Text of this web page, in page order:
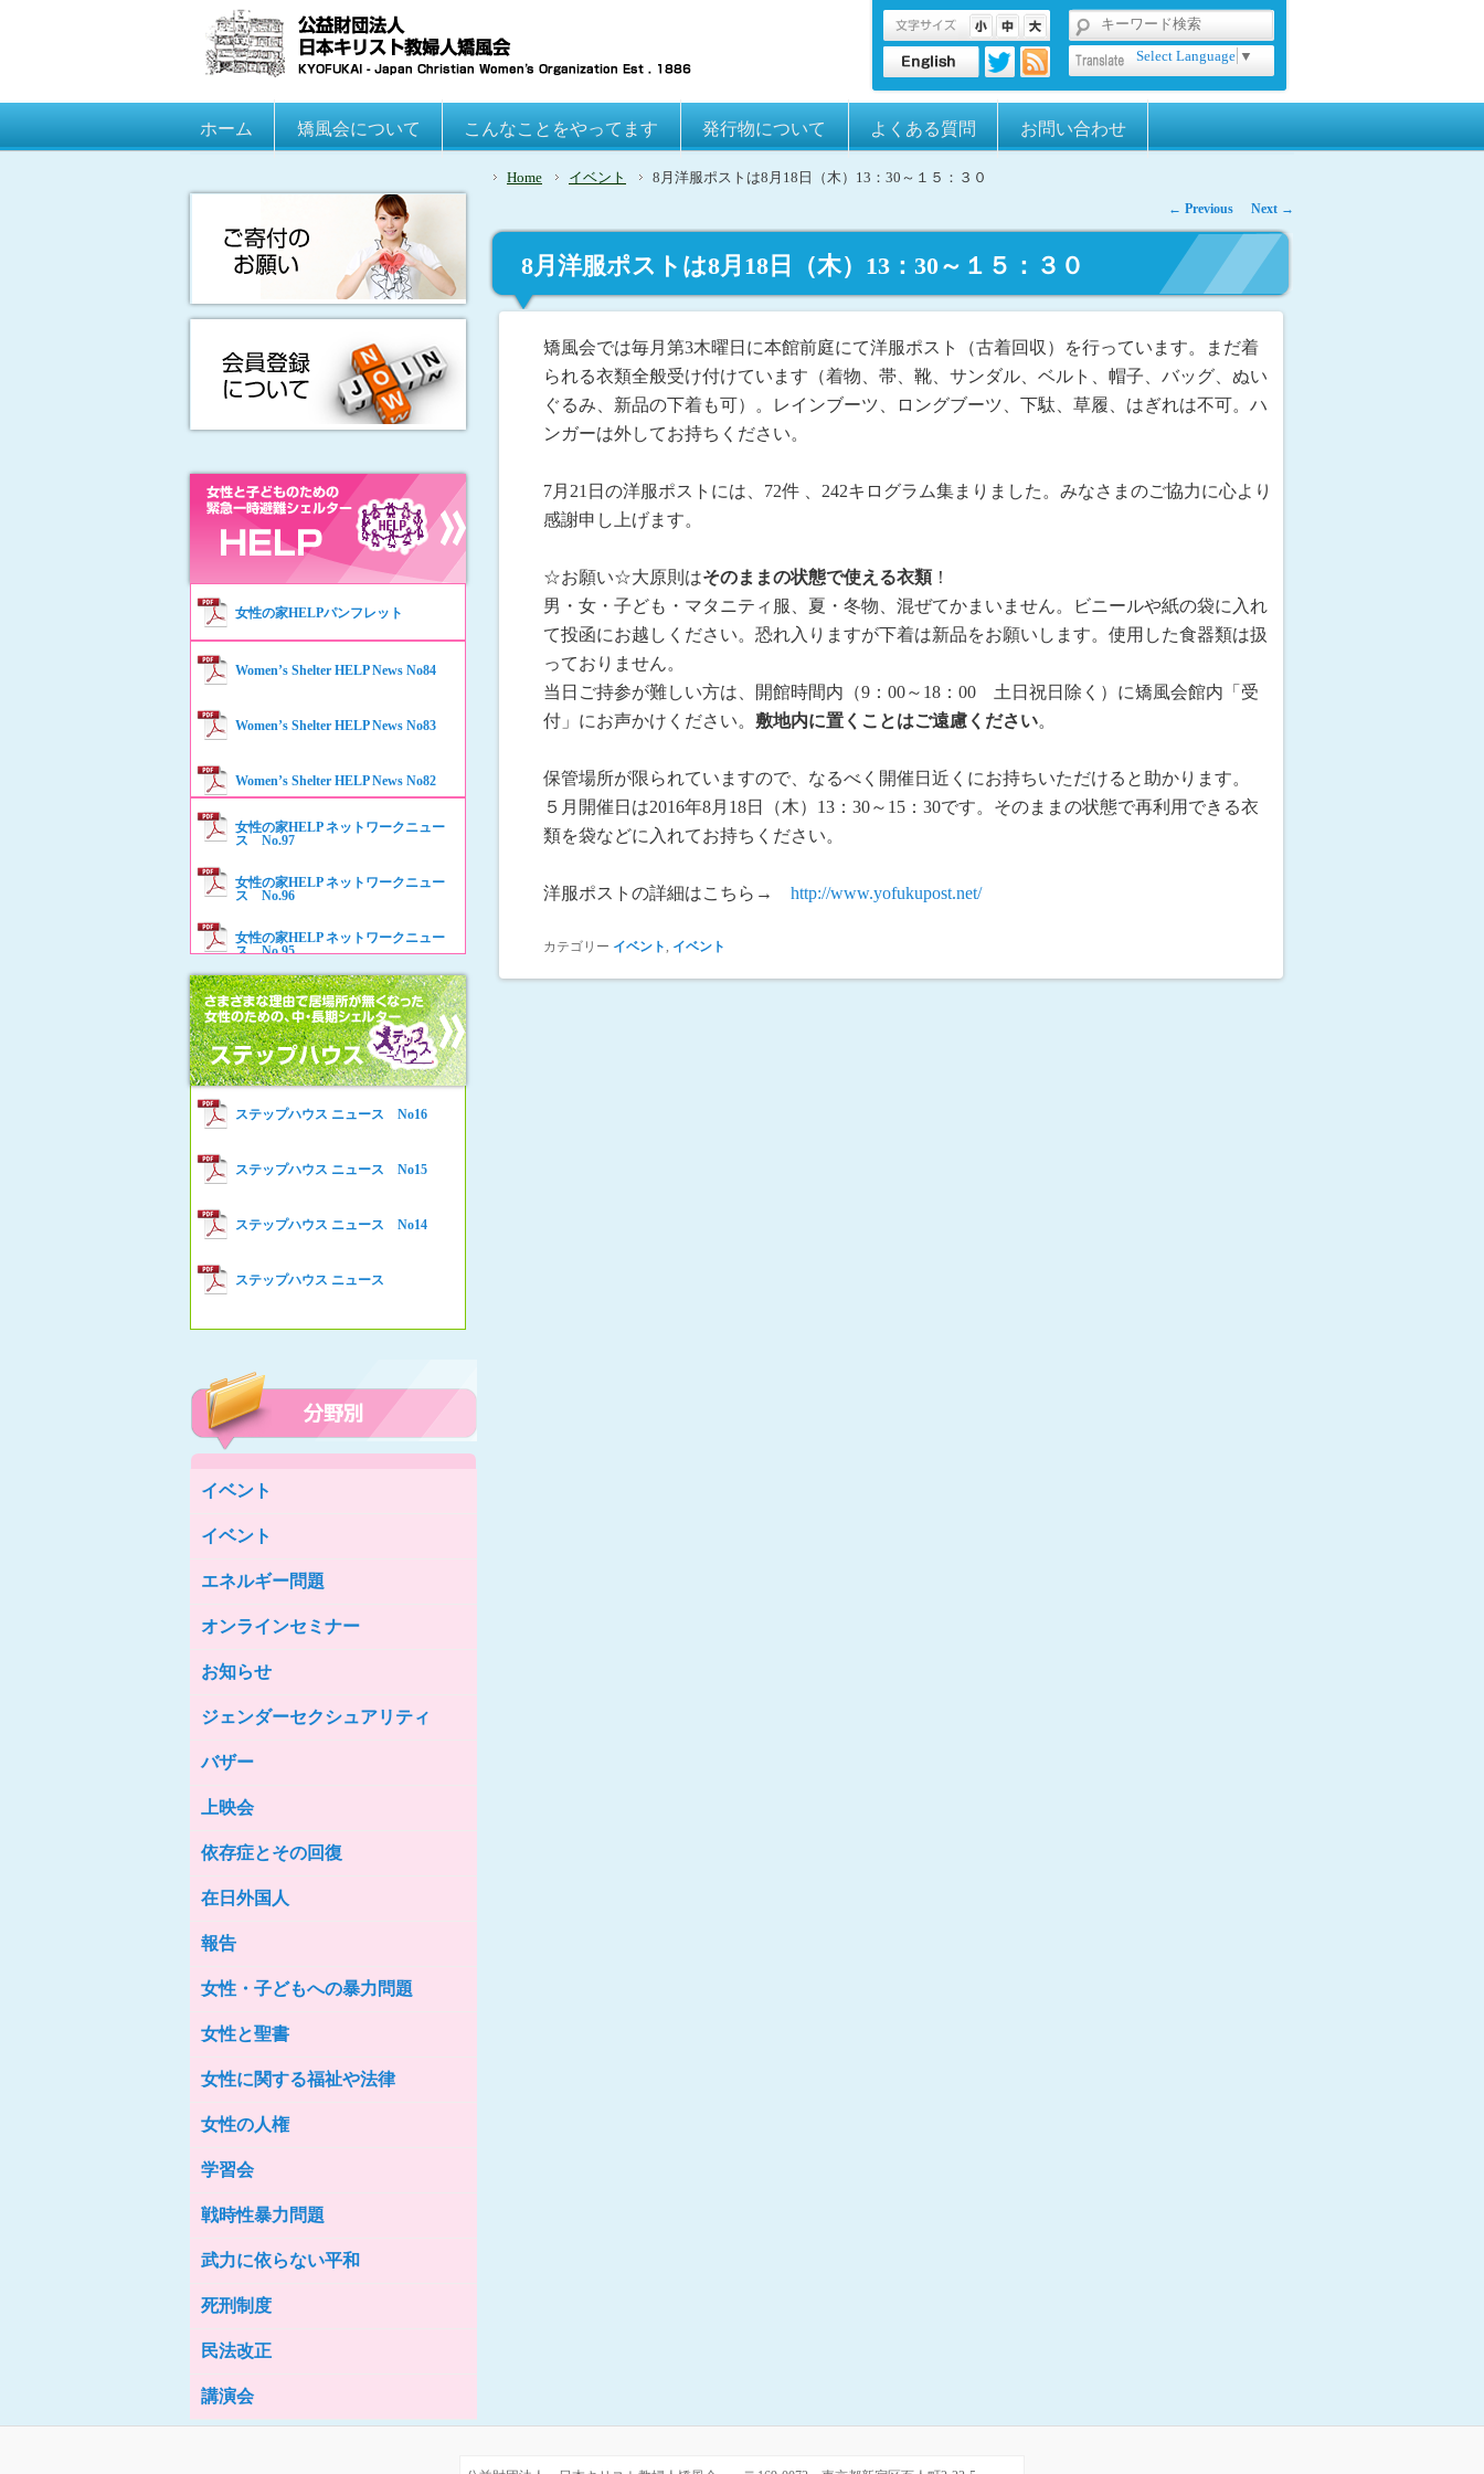
Select Language ▼
Skip to primary content
Skip to secondary content
ホーム 矯風会について こんなことをやってます 発行物について よくある質問 お問い合わせ
Home イベント 8月洋服ポストは8月18日（木）13：30～１５：３０
← Previous Next →
8月洋服ポストは8月18日（木）13：30～１５：３０
矯風会では毎月第3木曜日に本館前庭にて洋服ポスト（古着回収）を行っています。まだ着
られる衣類全般受け付けています（着物、帯、靴、サンダル、ベルト、帽子、バッグ、ぬい
ぐるみ、新品の下着も可）。レインブーツ、ロングブーツ、下駄、草履、はぎれは不可。ハ
ンガーは外してお持ちください。
7月21日の洋服ポストには、72件 、242キログラム集まりました。みなさまのご協力に心より
感謝申し上げます。
☆お願い☆大原則はそのままの状態で使える衣類！
男・女・子ども・マタニティ服、夏・冬物、混ぜてかまいません。ビニールや紙の袋に入れ
て投函にお越しください。恐れ入りますが下着は新品をお願いします。使用した食器類は扱
っておりません。
当日ご持参が難しい方は、開館時間内（9：00～18：00 土日祝日除く）に矯風会館内「受
付」にお声かけください。 敷地内に置くことはご遠慮ください。
保管場所が限られていますので、なるべく開催日近くにお持ちいただけると助かります。
５月開催日は2016年8月18日（木）13：30～15：30です。そのままの状態で再利用できる衣
類を袋などに入れてお持ちください。
洋服ポストの詳細はこちら→ http://www.yofukupost.net/
カテゴリー イベント, イベント
女性の家HELPパンフレット
Women’s Shelter HELP News No84
Women’s Shelter HELP News No83
Women’s Shelter HELP News No82
Women’s Shelter HELP News No81
Women’s Shelter HELP News No80
Women’s Shelter HELP News No79
Women’s Shelter HELP News No78
Women’s Shelter HELP News No76
Women’s Shelter HELP News No75
Women’s Shelter HELP News
女性の家HELP ネットワークニュー
ス No.97
女性の家HELP ネットワークニュー
ス No.96
女性の家HELP ネットワークニュー
ス No.95
女性の家HELP ネットワークニュー
ス No.94
女性の家HELP ネットワークニュー
ス No.93
女性の家HELP ネットワークニュー
ス No.92
女性の家HELP ネットワークニュー
ス No.91
女性の家HELP ネットワークニュー
ス No.90
女性の家HELP ネットワークニュー
ス No.89
女性の家HELP ネットワークニュー
ス No.87
女性の家HELP ネットワークニュー
女性の家HELP ネットワークニュー
ス No.85
女性の家HELP ネットワークニュー
ス No.82
女性の家HELP ネットワークニュー
ス No.81
女性の家HELP ネットワークニュー
女性の家HELP ネットワークニュー
ス No.78
ス No.77
女性の家HELP ネットワークニュー
ス No.76
ステップハウス ニュース No16
ステップハウス ニュース No15
ステップハウス ニュース No14
ステップハウス ニュース
イベント
イベント
エネルギー問題
オンラインセミナー
お知らせ
ジェンダーセクシュアリティ
バザー
上映会
依存症とその回復
在日外国人
報告
女性・子どもへの暴力問題
女性と聖書
女性に関する福祉や法律
女性の人権
学習会
戦時性暴力問題
武力に依らない平和
死刑制度
民法改正
講演会